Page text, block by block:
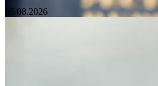
06.08.2026